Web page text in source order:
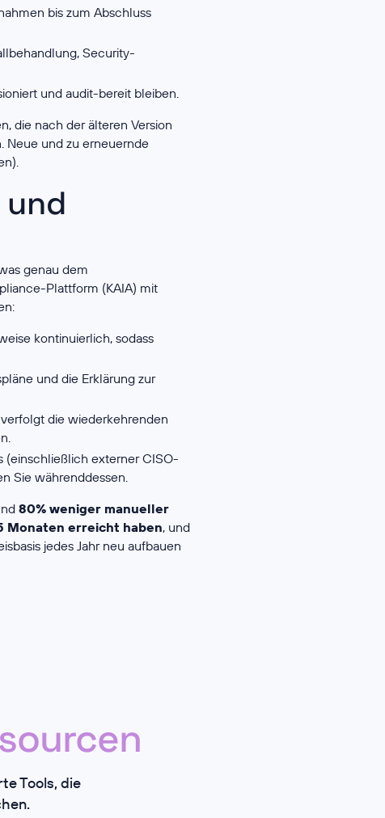
bis zum Abschluss
Security-
und audit-bereit bleiben.
die nach der älteren Version
Neue und zu erneuernde
genau dem
Plattform (KAIA) mit
kontinuierlich, sodass
und die Erklärung zur
die wiederkehrenden
(einschließlich externer CISO-
Sie währenddessen.
80% weniger manueller
Monaten erreicht haben, und
jedes Jahr neu aufbauen
Tools, die